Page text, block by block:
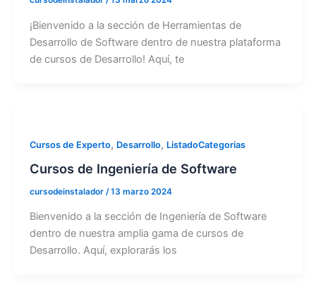
¡Bienvenido a la sección de Herramientas de
Desarrollo de Software dentro de nuestra plataforma
de cursos de Desarrollo! Aquí, te
Cursos de Experto, Desarrollo, ListadoCategorias
Cursos de Ingeniería de Software
cursodeinstalador /13 marzo 2024
Bienvenido a la sección de Ingeniería de Software
dentro de nuestra amplia gama de cursos de
Desarrollo. Aquí, explorarás los